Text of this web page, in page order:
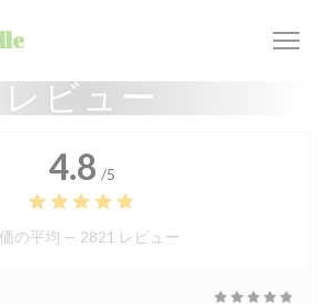
レビュー
4.8 /5
の平均 — 2821 レビュー